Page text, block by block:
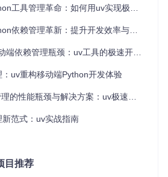
境
性
理革命：如何用uv实现极速、隔离的命令行工具管理
管理革新：提升开发效率与资源优化的实战指南
依赖管理瓶颈：uv工具的极速开发实践
uv重构移动端Python开发体验
能瓶颈与解决方案：uv极速依赖管理实践指南
范式：uv实战指南
目推荐